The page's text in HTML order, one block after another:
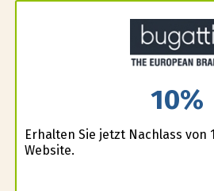
10%
Erhalten Sie jetzt Nachlass von
Website.